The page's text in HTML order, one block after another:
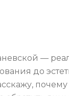
—
до
почему